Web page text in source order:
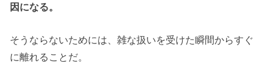
因になる。
そうならないためには、雑な扱いを受けた瞬間からすぐ
に離れることだ。